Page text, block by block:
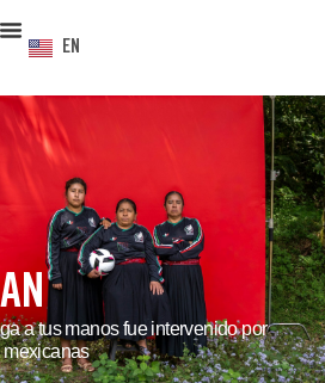
EN
a tus manos fue intervenido por
mexicanas